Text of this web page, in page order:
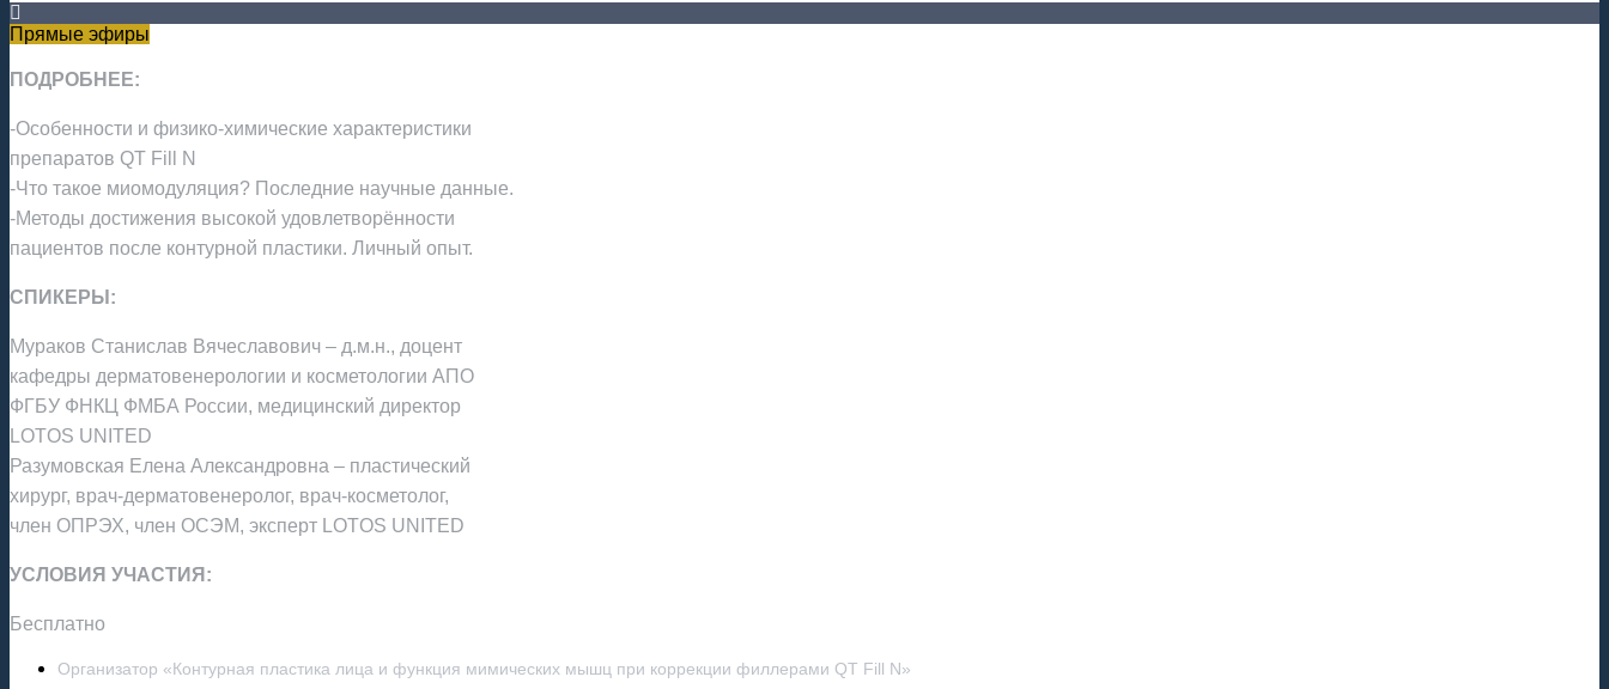
Прямые эфиры
ПОДРОБНЕЕ:
-Особенности и физико-химические характеристики
препаратов QT Fill N
-Что такое миомодуляция? Последние научные данные.
-Методы достижения высокой удовлетворённости
пациентов после контурной пластики. Личный опыт.
СПИКЕРЫ:
Мураков Станислав Вячеславович – д.м.н., доцент
кафедры дерматовенерологии и косметологии АПО
ФГБУ ФНКЦ ФМБА России, медицинский директор
LOTOS UNITED
Разумовская Елена Александровна – пластический
хирург, врач-дерматовенеролог, врач-косметолог,
член ОПРЭХ, член ОСЭМ, эксперт LOTOS UNITED
УСЛОВИЯ УЧАСТИЯ:
Бесплатно
Организатор «Контурная пластика лица и функция мимических мышц при коррекции филлерами QT Fill N»